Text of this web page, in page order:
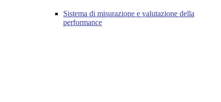
Sistema di misurazione e valutazione della
performance